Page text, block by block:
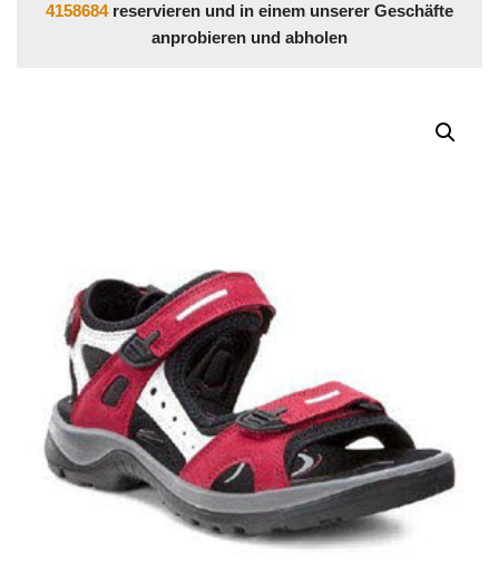
4158684reservieren und in einem unserer Geschäfte
anprobieren und abholen